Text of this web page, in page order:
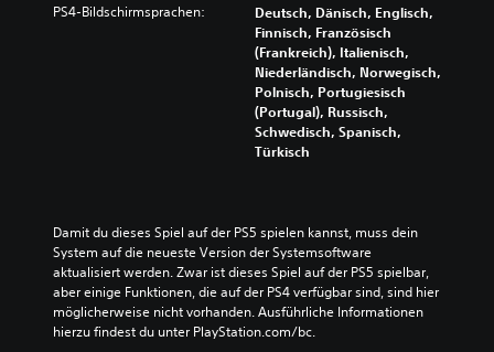
PS4-Bildschirmsprachen:
Deutsch, Dänisch, Englisch,
Finnisch, Französisch
(Frankreich), Italienisch,
Niederländisch, Norwegisch,
Polnisch, Portugiesisch
(Portugal), Russisch,
Schwedisch, Spanisch,
Türkisch
Damit du dieses Spiel auf der PS5 spielen kannst, muss dein
System auf die neueste Version der Systemsoftware
aktualisiert werden. Zwar ist dieses Spiel auf der PS5 spielbar,
aber einige Funktionen, die auf der PS4 verfügbar sind, sind hier
möglicherweise nicht vorhanden. Ausführliche Informationen
hierzu findest du unter PlayStation.com/bc.